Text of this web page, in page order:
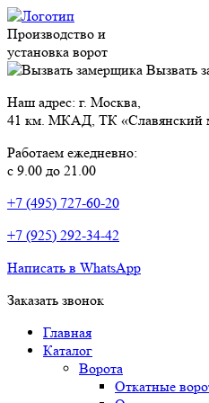
Производство и
установка ворот
Вызвать
Наш адрес: г. Москва,
41 км. МКАД, ТК «Славянский
Работаем ежедневно:
с 9.00 до 21.00
+7 (495) 727-60-20
+7 (925) 292-34-42
Написать в WhatsApp
Заказать звонок
Главная
Каталог
Ворота
Откатные